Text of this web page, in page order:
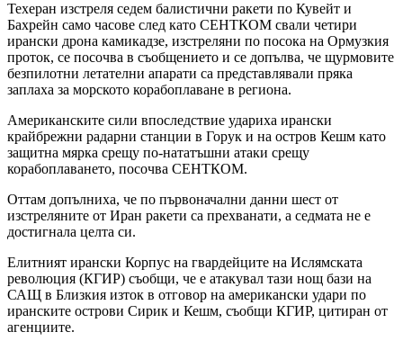
Техеран изстреля седем балистични ракети по Кувейт и
Бахрейн само часове след като СЕНТКОМ свали четири
ирански дрона камикадзе, изстреляни по посока на Ормузкия
проток, се посочва в съобщението и се допълва, че щурмовите
безпилотни летателни апарати са представлявали пряка
заплаха за морското корабоплаване в региона.
Американските сили впоследствие удариха ирански
крайбрежни радарни станции в Горук и на остров Кешм като
защитна мярка срещу по-нататъшни атаки срещу
корабоплаването, посочва СЕНТКОМ.
Оттам допълниха, че по първоначални данни шест от
изстреляните от Иран ракети са прехванати, а седмата не е
достигнала целта си.
Елитният ирански Корпус на гвардейците на Ислямската
революция (КГИР) съобщи, че е атакувал тази нощ бази на
САЩ в Близкия изток в отговор на американски удари по
иранските острови Сирик и Кешм, съобщи КГИР, цитиран от
агенциите.